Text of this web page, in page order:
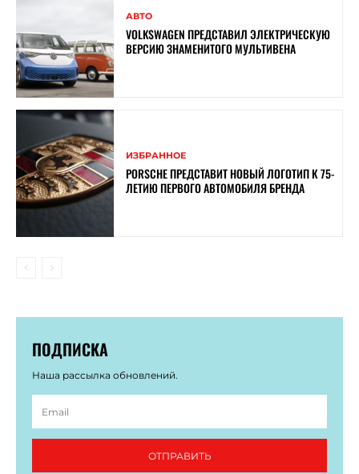
АВТО
VOLKSWAGEN ПРЕДСТАВИЛ ЭЛЕКТРИЧЕСКУЮ
ВЕРСИЮ ЗНАМЕНИТОГО МУЛЬТИВЕНА
ИЗБРАННОЕ
PORSCHE ПРЕДСТАВИТ НОВЫЙ ЛОГОТИП К 75-
ЛЕТИЮ ПЕРВОГО АВТОМОБИЛЯ БРЕНДА
ПОДПИСКА
Наша рассылка обновлений.
ОТПРАВИТЬ